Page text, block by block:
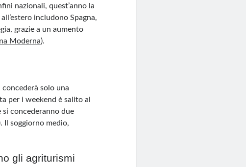
nazionali, quest’anno la
includono Spagna,
grazie a un aumento
Moderna).
solo una
per i weekend è salito al
si concederanno due
Il soggiorno medio,
gli agriturismi